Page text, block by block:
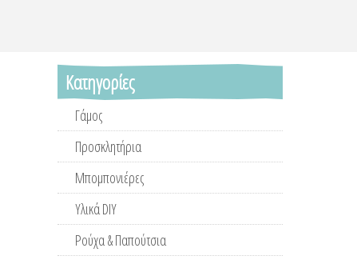
Κατηγορίες
Γάμος
Προσκλητήρια
Μπομπονιέρες
Υλικά DIY
Ρούχα & Παπούτσια